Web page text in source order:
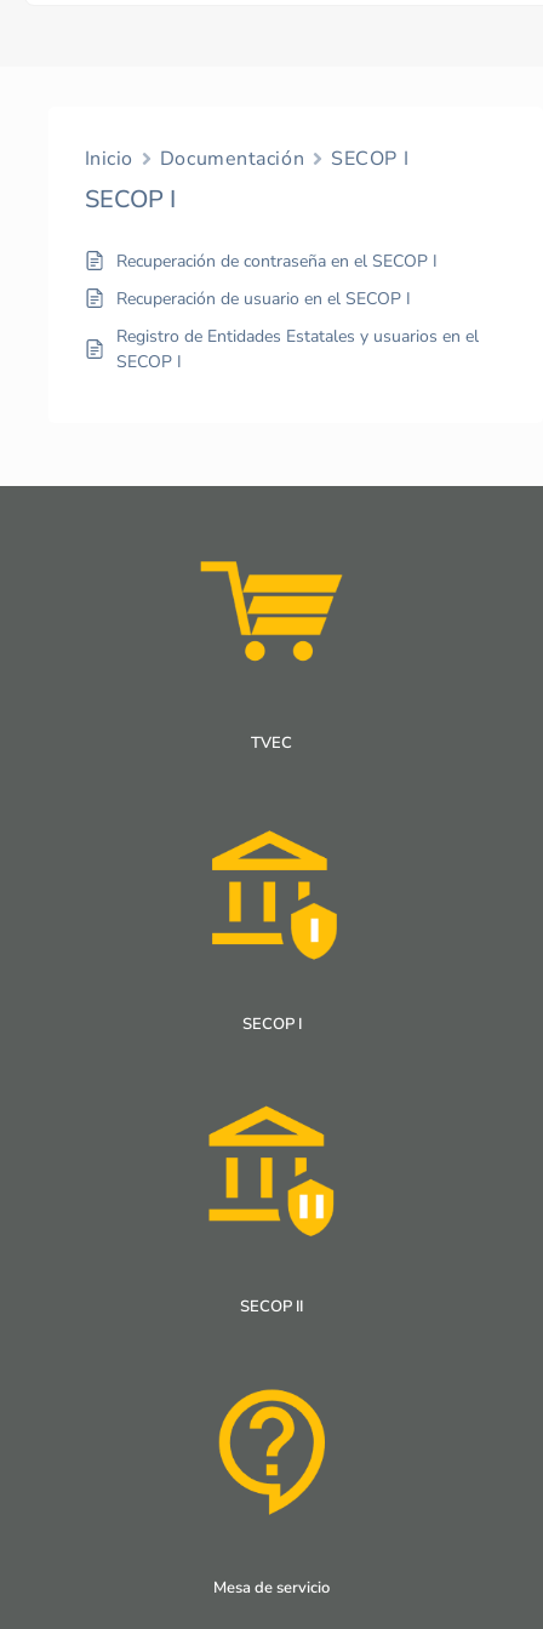
Inicio Documentación SECOP I
SECOP I
Recuperación de contraseña en el SECOP I
Recuperación de usuario en el SECOP I
Registro de Entidades Estatales y usuarios en el
SECOP I
TVEC
SECOP I
SECOP II
Mesa de servicio